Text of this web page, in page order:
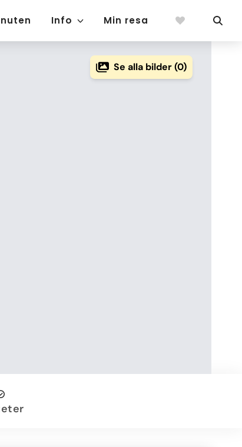
Info Min resa
Se alla bilder (0)